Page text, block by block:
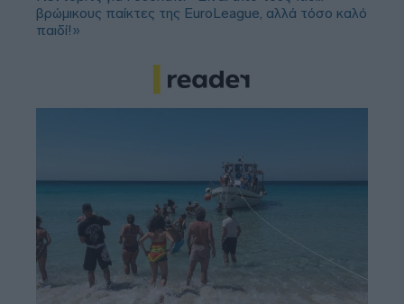
βρώμικους παίκτες της EuroLeague, αλλά τόσο καλό
παιδί!»